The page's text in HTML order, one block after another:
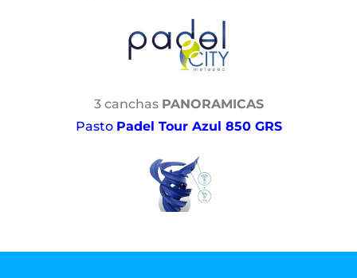
3 canchas PANORAMICAS
Pasto Padel Tour Azul 850 GRS